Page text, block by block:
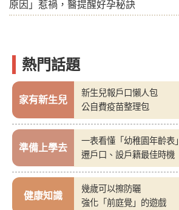
原因」惹禍，醫提醒好孕秘訣
熱門話題
家有新生兒
新生兒報戶口懶人包
公自費疫苗整理包
準備上學去
一表看懂「幼稚園年齡表」
遷戶口、設戶籍最佳時機
健康知識
幾歲可以擦防曬
強化「前庭覺」的遊戲